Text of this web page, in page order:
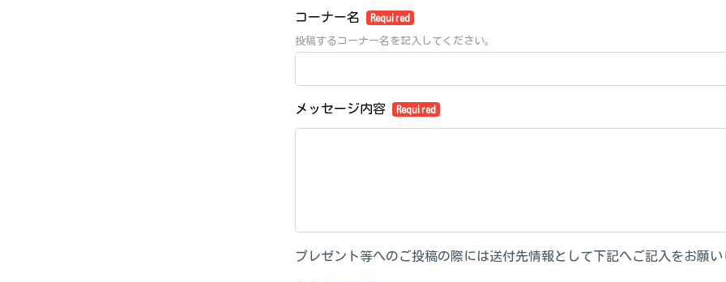
コーナー名 Required
投稿するコーナー名を記入してください。
メッセージ内容 Required
プレゼント等へのご投稿の際には送付先情報として下記へご記入をお願い